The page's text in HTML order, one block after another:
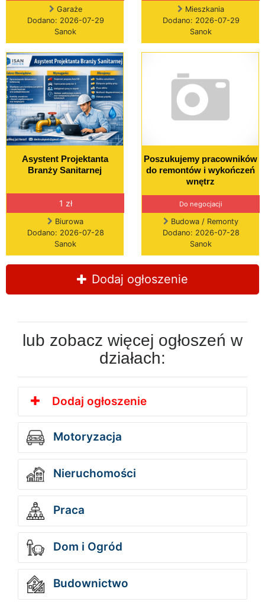
Garaże
Dodano: 2026-07-29
Sanok
Mieszkania
Dodano: 2026-07-29
Sanok
Asystent Projektanta
Branży Sanitarnej
1 zł
Biurowa
Dodano: 2026-07-28
Sanok
Poszukujemy pracowników
do remontów i wykończeń
wnętrz
Do negocjacji
Budowa / Remonty
Dodano: 2026-07-28
Sanok
Dodaj ogłoszenie
lub zobacz więcej ogłoszeń w
działach:
Dodaj ogłoszenie
Motoryzacja
Nieruchomości
Praca
Dom i Ogród
Budownictwo